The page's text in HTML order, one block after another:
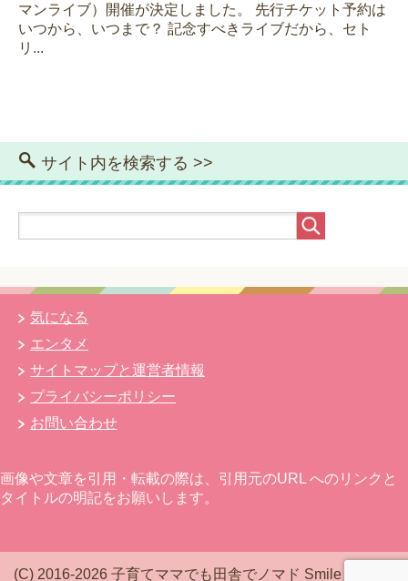
マンライブ）開催が決定しました。 先行チケット予約は
いつから、いつまで？ 記念すべきライブだから、セト
リ...
サイト内を検索する >>
気になる
エンタメ
サイトマップと運営者情報
プライバシーポリシー
お問い合わせ
画像や文章を引用・転載の際は、引用元のURL へのリンクと
タイトルの明記をお願いします。
(C) 2016-2026 子育てママでも田舎でノマド Smile Mam*